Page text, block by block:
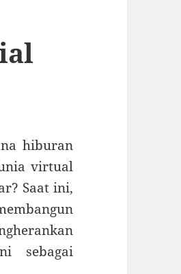
hiburan
virtual
Saat ini,
sebagai